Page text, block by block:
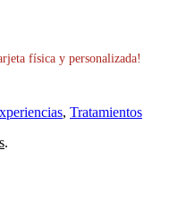
física y personalizada!
, Tratamientos
.